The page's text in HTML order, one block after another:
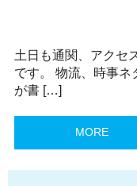
土日も通関、アクセ
です。 物流、時事ネ
が書 […]
MORE